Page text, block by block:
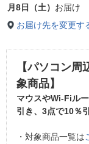
月8日（土） お届け
お届け先を変更す
【パソコン
象商品】
マウスやWi-Fiル
引き、3点で10％
・対象商品一覧は